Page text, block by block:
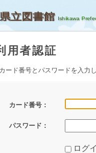
立図書館
用者認証
ード番号とパスワードを入力
カード番号：
パスワード：
ログ